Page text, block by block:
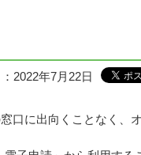
2022年7月22日
口に出向くことなく、